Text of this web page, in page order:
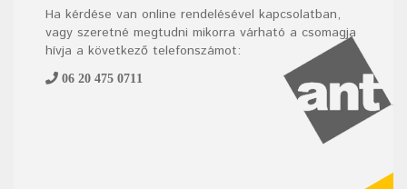
Ha kérdése van online rendelésével kapcsolatban,
vagy szeretné megtudni mikorra várható a csomagja
hívja a következő telefonszámot:
06 20 475 0711